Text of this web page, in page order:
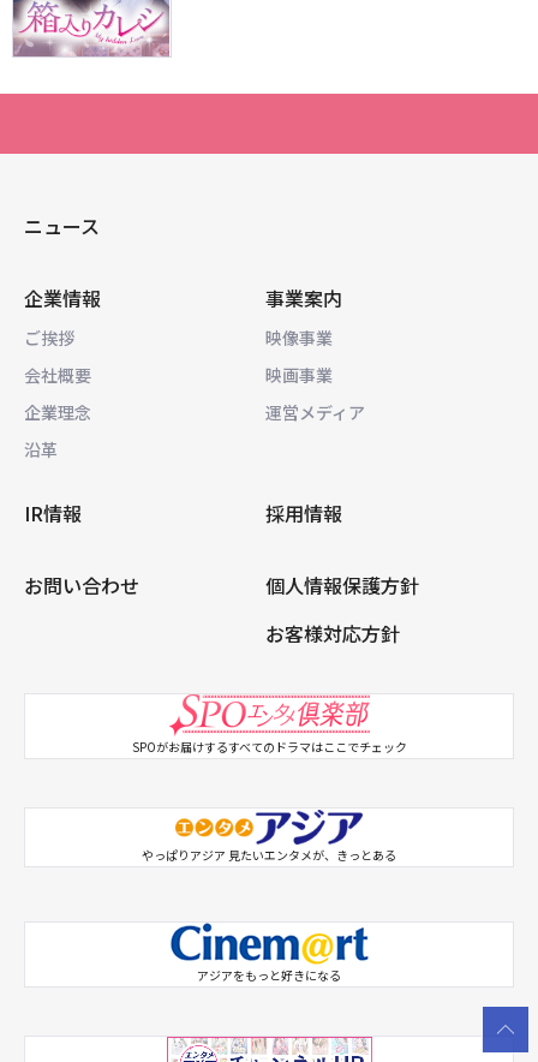
SPO アジドラX
シネマートチャンネル
ニュース
企業情報
ご挨拶
会社概要
企業理念
沿革
事業案内
映像事業
映画事業
運営メディア
IR情報 採用情報
お問い合わせ
個人情報保護方針
お客様対応方針
SPOがお届けするすべてのドラマはここでチェック
やっぱりアジア 見たいエンタメが、きっとある
アジアをもっと好きになる